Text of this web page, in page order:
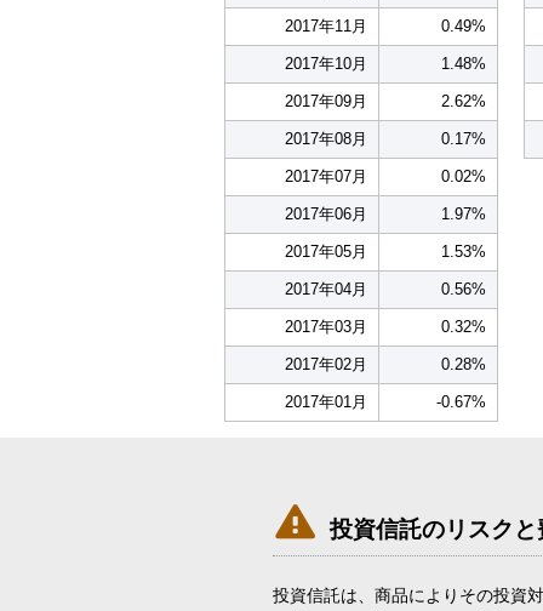
2017年11月 0.49%
2017年10月 1.48%
2017年09月 2.62%
2017年08月 0.17%
2017年07月 0.02%
2017年06月 1.97%
2017年05月 1.53%
2017年04月 0.56%
2017年03月 0.32%
2017年02月 0.28%
2017年01月 -0.67%
 投資信託のリスク
投資信託は、商品によりその投資